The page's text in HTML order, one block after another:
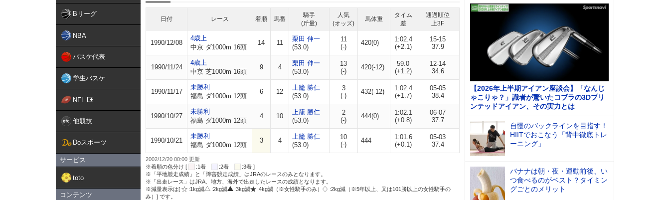
Bリーグ
NBA
バスケ代表
学生バスケ
NFL
他競技
Doスポーツ
サービス
toto
コンテンツ
日付 レース 着順 馬番
騎手
(斤量)
人気
(オッズ)
馬体重
タイム
差
通過順位
上3F
1990/12/08
4歳上
中京 ダ1000m 16頭
14 11
栗田 伸一
(53.0)
11
(-)
420(0)
1:02.4
(+2.1)
15-15
37.9
1990/11/24
4歳上
中京 芝1000m 16頭
9 4
栗田 伸一
(53.0)
13
(-)
420(-12)
59.0
(+1.2)
12-14
34.6
1990/11/17
未勝利
福島 ダ1000m 12頭
6 12
上籠 勝仁
(53.0)
3
(-)
432(-12)
1:02.4
(+1.7)
05-05
38.4
1990/10/27
未勝利
福島 ダ1000m 12頭
4 10
上籠 勝仁
(53.0)
2
(-)
444(0)
1:02.1
(+0.8)
06-07
37.7
1990/10/21
未勝利
福島 ダ1000m 12頭
3 4
上籠 勝仁
(53.0)
10
(-)
444
1:01.6
(+0.1)
05-03
37.4
2002/12/20 00:00 更新
※着順の色分け [
:1着 :2着
:3着 ]
※「平地競走成績」と「障害競走成績」はJRAのレースのみとなります。
※「出走レース」はJRA、地方、海外で出走したレースの成績となります。
※減量表示は[
:1kg減 :2kg減 :3kg減 :4kg減（※女性騎手のみ）
:2kg減（※5年以上、又は101勝以上の女性騎手の
み）] です。
【2026年上半期アイアン座談会】「なんじ
ゃこりゃ？」識者が驚いたコブラの3Dプリ
ンテッドアイアン、その実力とは
自慢のバックラインを目指す！
HIITでおこなう「背中徹底トレ
ーニング」
バナナは朝・夜・運動前後、い
つ食べるのがベスト？タイミン
グごとのメリット